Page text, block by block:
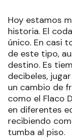
Hoy estamos
historia. El
único. En casi
de este tipo,
destino. Es
decibeles,
un cambio de
como el Flaco
en diferentes
recibiendo
tumba al piso.